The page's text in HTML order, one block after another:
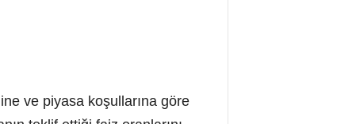
ve piyasa koşullarına göre